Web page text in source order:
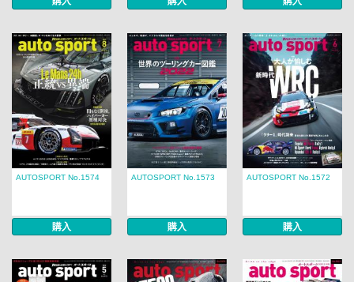
AUTOSPORT No.1574
購入
AUTOSPORT No.1573
購入
AUTOSPORT No.1572
購入